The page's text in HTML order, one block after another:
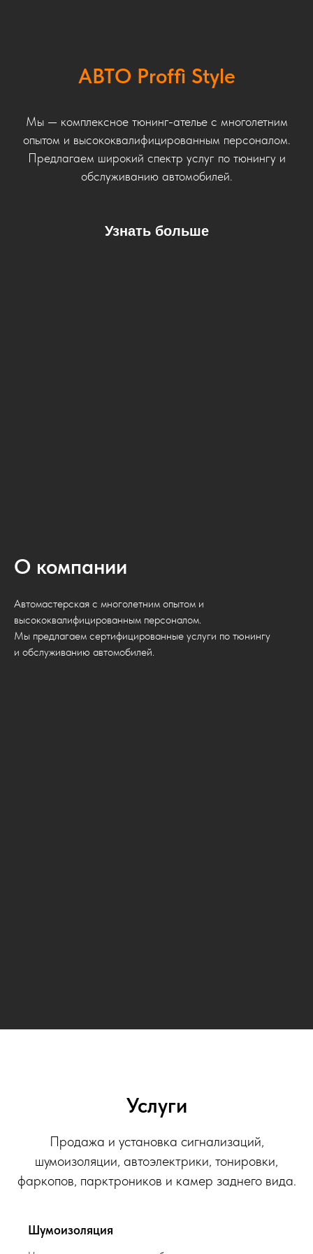
АВТО Proffi Style
Мы — комплексное тюнинг-ателье с многолетним
опытом и высококвалифицированным персоналом.
Предлагаем широкий спектр услуг по тюнингу и
обслуживанию автомобилей.
Узнать больше
О компании
Автомастерская с многолетним опытом и
высококвалифицированным персоналом.
Мы предлагаем сертифицированные услуги по тюнингу
и обслуживанию автомобилей.
Услуги
Продажа и установка сигнализаций,
шумоизоляции, автоэлектрики, тонировки,
фаркопов, парктроников и камер заднего вида.
Шумоизоляция